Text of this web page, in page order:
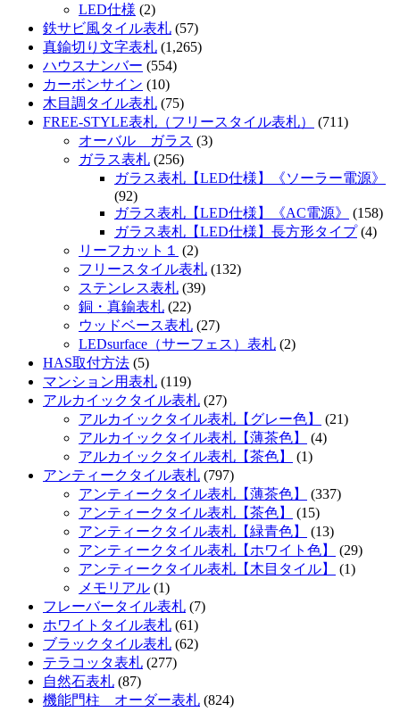
LED仕様 (2)
鉄サビ風タイル表札 (57)
真鍮切り文字表札 (1,265)
ハウスナンバー (554)
カーボンサイン (10)
木目調タイル表札 (75)
FREE-STYLE表札（フリースタイル表札）
(711)
オーバル ガラス (3)
ガラス表札 (256)
ガラス表札【LED仕様】《ソーラー電源》
(92)
ガラス表札【LED仕様】《AC電源》
(158)
ガラス表札【LED仕様】長方形タイプ(4)
リーフカット１
(2)
フリースタイル表札 (132)
ステンレス表札 (39)
銅・真鍮表札 (22)
ウッドベース表札 (27)
LEDsurface（サーフェス）表札 (2)
HAS取付方法 (5)
マンション用表札 (119)
アルカイックタイル表札 (27)
アルカイックタイル表札【グレー色】
(21)
アルカイックタイル表札【薄茶色】
(4)
アルカイックタイル表札【茶色】
(1)
アンティークタイル表札 (797)
アンティークタイル表札【薄茶色】
(337)
アンティークタイル表札【茶色】
(15)
アンティークタイル表札【緑青色】
(13)
アンティークタイル表札【ホワイト色】
(29)
アンティークタイル表札【木目タイル】
(1)
メモリアル (1)
フレーバータイル表札 (7)
ホワイトタイル表札 (61)
ブラックタイル表札 (62)
テラコッタ表札 (277)
自然石表札 (87)
機能門柱 オーダー表札 (824)